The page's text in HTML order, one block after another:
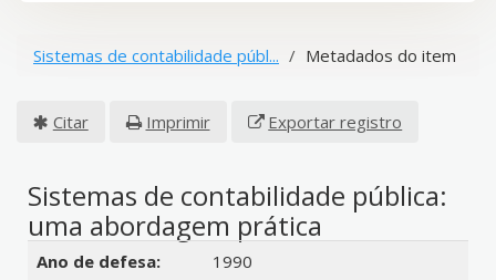
Sistemas de contabilidade públ... Metadados do item
Citar Imprimir Exportar registro
Sistemas de contabilidade pública:
uma abordagem prática
Detalhes bibliográficos
Ano de defesa:
1990